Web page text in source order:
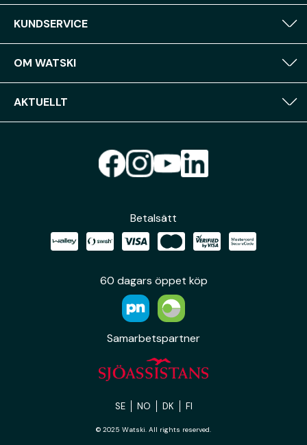
KUNDSERVICE
OM WATSKI
AKTUELLT
Betalsätt
60 dagars öppet köp
Samarbetspartner
SE NO DK FI
© 2025 Watski. All rights reserved.